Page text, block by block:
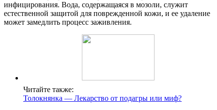
инфицирования. Вода, содержащаяся в мозоли, служит
естественной защитой для поврежденной кожи, и ее удаление
может замедлить процесс заживления.
Читайте также:
Толокнянка — Лекарство от подагры или миф?